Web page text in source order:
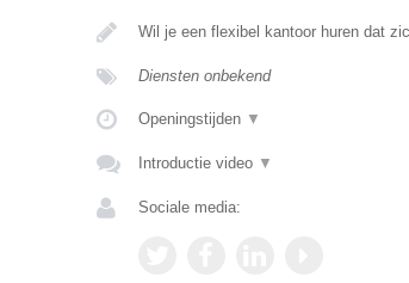
Wil je een flexibel kantoor huren dat
Diensten onbekend
Openingstijden ▼
Introductie video ▼
Sociale media: